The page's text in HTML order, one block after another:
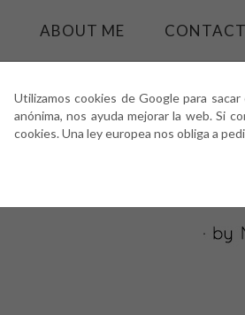
Utilizamos cookies de Google para
anónima, nos ayuda mejorar la web. Si
cookies. Una ley europea nos obliga a
ABOUT ME CONTACT